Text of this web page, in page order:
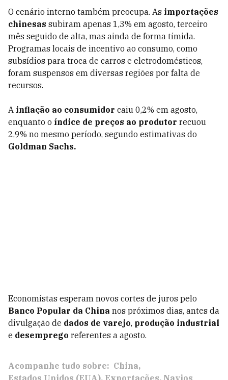
O cenário interno também preocupa. As importações
chinesas subiram apenas 1,3% em agosto, terceiro
mês seguido de alta, mas ainda de forma tímida.
Programas locais de incentivo ao consumo, como
subsídios para troca de carros e eletrodomésticos,
foram suspensos em diversas regiões por falta de
recursos.
A inflação ao consumidor caiu 0,2% em agosto,
enquanto o índice de preços ao produtor recuou
2,9% no mesmo período, segundo estimativas do
Goldman Sachs.
Economistas esperam novos cortes de juros pelo
Banco Popular da China nos próximos dias, antes da
divulgação de dados de varejo, produção industrial
e desemprego referentes a agosto.
Acompanhe tudo sobre: China
Estados Unidos (EUA) Exportações Navios